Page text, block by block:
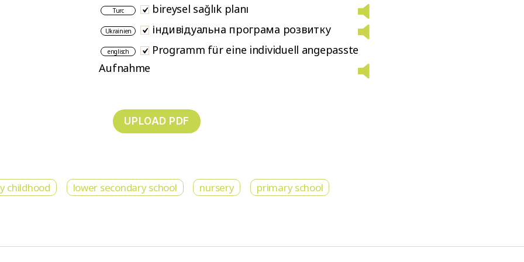
Turc bireysel sağlık planı
Ukrainien індивідуальна програма розвитку
englisch
Programm für eine individuell angepasste
Aufnahme
childhood lower secondary school nursery primary school